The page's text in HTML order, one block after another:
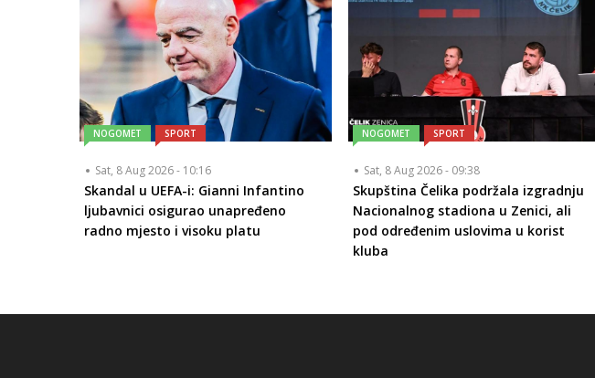
NOGOMET SPORT
Sat, 8 Aug 2026 - 10:16
Skandal u UEFA-i: Gianni Infantino
ljubavnici osigurao unapređeno
radno mjesto i visoku platu
NOGOMET SPORT
Sat, 8 Aug 2026 - 09:38
Skupština Čelika podržala izgradnju
Nacionalnog stadiona u Zenici, ali
pod određenim uslovima u korist
kluba